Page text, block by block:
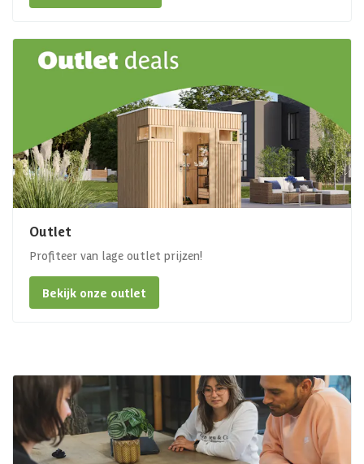
Outlet
Profiteer van lage outlet prijzen!
Bekijk onze outlet